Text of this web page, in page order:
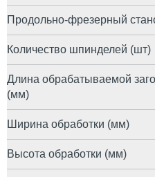
Продольно-фрезерный
Количество шпинделей (шт)
Длина обрабатываемой
(мм)
Ширина обработки (мм)
Высота обработки (мм)